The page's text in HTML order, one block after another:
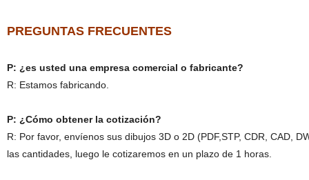
PREGUNTAS FRECUENTES
P: ¿es usted una empresa comercial o fabricante?
R: Estamos fabricando.
P: ¿Cómo obtener la cotización?
R: Por favor, envíenos sus dibujos 3D o 2D (PDF,STP, CDR, CAD,
las cantidades, luego le cotizaremos en un plazo de 1 horas.